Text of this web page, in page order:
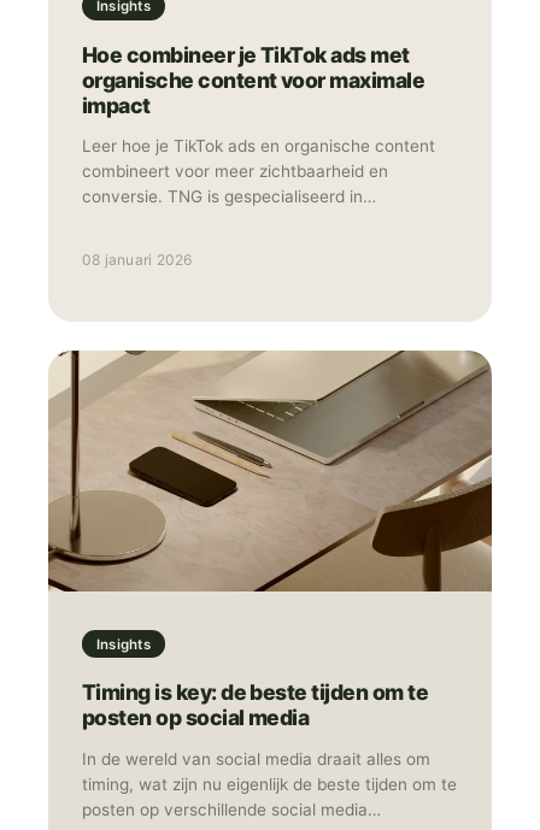
Insights
Hoe combineer je TikTok ads met
organische content voor maximale
impact
Leer hoe je TikTok ads en organische content
combineert voor meer zichtbaarheid en
conversie. TNG is gespecialiseerd in
08 januari 2026
Insights
Timing is key: de beste tijden om te
posten op social media
In de wereld van social media draait alles om
timing, wat zijn nu eigenlijk de beste tijden om te
posten op verschillende social media